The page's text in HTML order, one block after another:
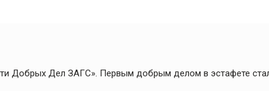
Добрых Дел ЗАГС». Первым добрым делом в эстафете